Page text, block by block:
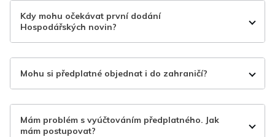
Kdy mohu očekávat první dodání
Hospodářských novin?
Mohu si předplatné objednat i do zahraničí?
Mám problém s vyúčtováním předplatného. Jak
mám postupovat?